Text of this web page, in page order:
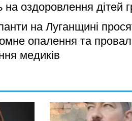
на оздоровлення дітей
на Луганщині
опалення та
медиків